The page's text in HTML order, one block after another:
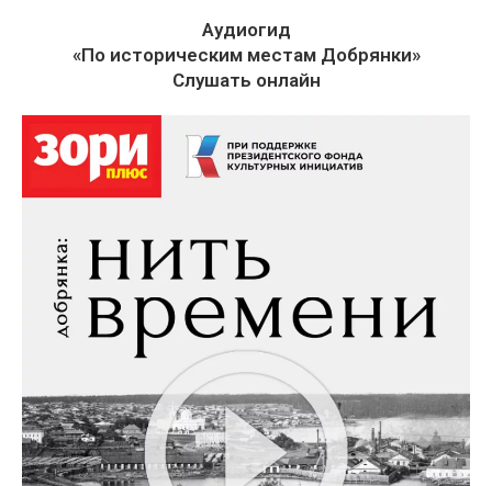
Аудиогид
«По историческим местам Добрянки»
Слушать онлайн